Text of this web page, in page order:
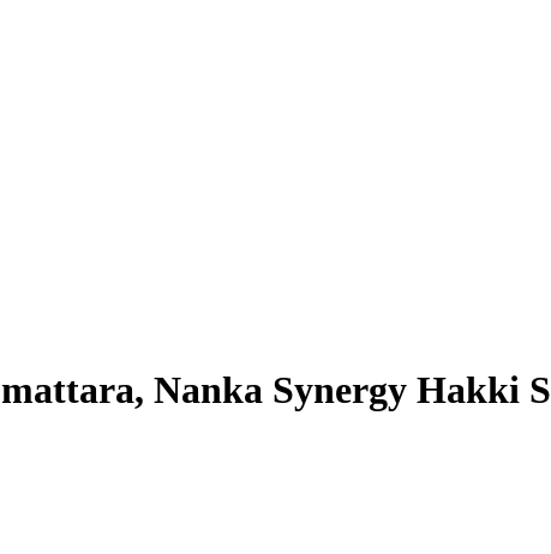
Nanka Synergy Hakki